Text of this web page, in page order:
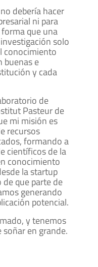
debería hacer
ni para
que una
solo
conocimiento
buenas e
y cada
de
Pasteur de
mi misión es
recursos
formando a
científicos de la
conocimiento
la startup
que parte de
generando
potencial.
y tenemos
en grande.